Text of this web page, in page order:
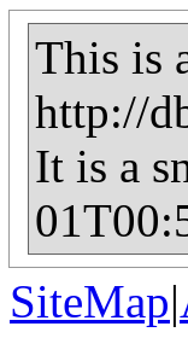
This is
http://
It is a
SiteMap|